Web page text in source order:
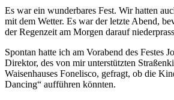
Es war ein wunderbares Fest. Wir hatten
mit dem Wetter. Es war der letzte Abend,
der Regenzeit am Morgen darauf
Spontan hatte ich am Vorabend des Festes
Direktor, des von mir unterstützten
Waisenhauses Fonelisco, gefragt, ob die
Dancing“ aufführen könnten.